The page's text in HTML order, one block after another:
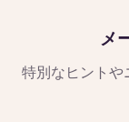
メ
特別なヒントや